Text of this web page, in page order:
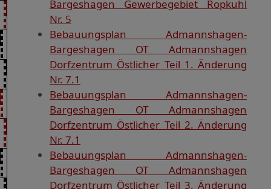
Bargeshagen Gewerbegebiet Ropkuhl
Nr. 5
Bebauungsplan Admannshagen-
Bargeshagen OT Admannshagen
Dorfzentrum Östlicher Teil 1. Änderung
Nr. 7.1
Bebauungsplan Admannshagen-
Bargeshagen OT Admannshagen
Dorfzentrum Östlicher Teil 2. Änderung
Nr. 7.1
Bebauungsplan Admannshagen-
Bargeshagen OT Admannshagen
Dorfzentrum Östlicher Teil 3. Änderung